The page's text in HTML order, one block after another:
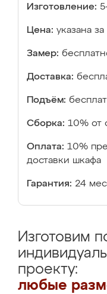
Изготовление:
Цена: указана
Замер:
Доставка:
Подъём:
Сборка: 10% от
Оплата: 10%
доставки шкафа
Гарантия: 24
Изготовим
проекту:
любые